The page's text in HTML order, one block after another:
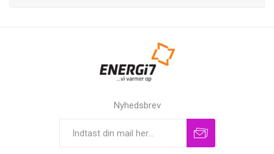
Nyhedsbrev